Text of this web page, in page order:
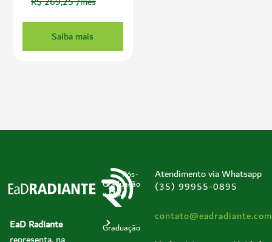
Saiba mais
EaD Radiante
Pós-
Graduação
e MBA
Graduação
Atendimento via Whatsapp
(35) 99955-0895